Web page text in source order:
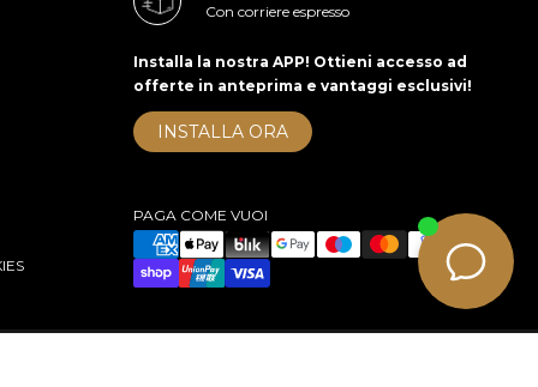
Con corriere espresso
Installa la nostra APP! Ottieni accesso ad
offerte in anteprima e vantaggi esclusivi!
INSTALLA ORA
PAGA COME VUOI